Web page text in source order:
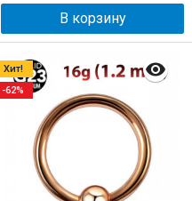
В корзину
Хит!
-62%